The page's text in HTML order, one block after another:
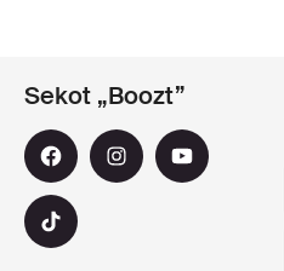
Sekot „Boozt”